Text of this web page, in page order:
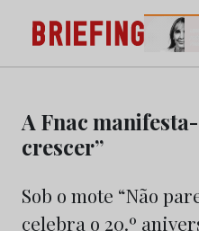
content
Briefing: Todas as
Marketing e da
A Fnac
crescer”
Sob o mote “Não
celebra o 20.º